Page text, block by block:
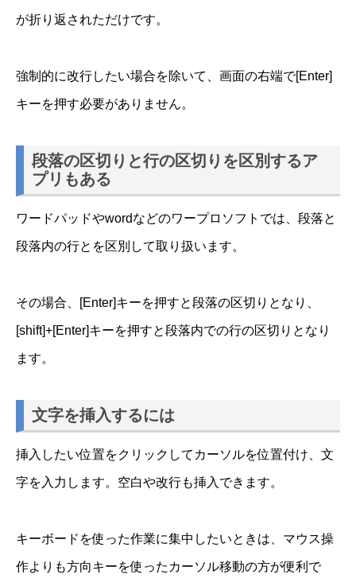
が折り返されただけです。
強制的に改行したい場合を除いて、画面の右端で[Enter]
キーを押す必要がありません。
段落の区切りと行の区切りを区別するア
プリもある
ワードパッドやwordなどのワープロソフトでは、段落と
段落内の行とを区別して取り扱います。
その場合、[Enter]キーを押すと段落の区切りとなり、
[shift]+[Enter]キーを押すと段落内での行の区切りとなり
ます。
文字を挿入するには
挿入したい位置をクリックしてカーソルを位置付け、文
字を入力します。空白や改行も挿入できます。
キーボードを使った作業に集中したいときは、マウス操
作よりも方向キーを使ったカーソル移動の方が便利で